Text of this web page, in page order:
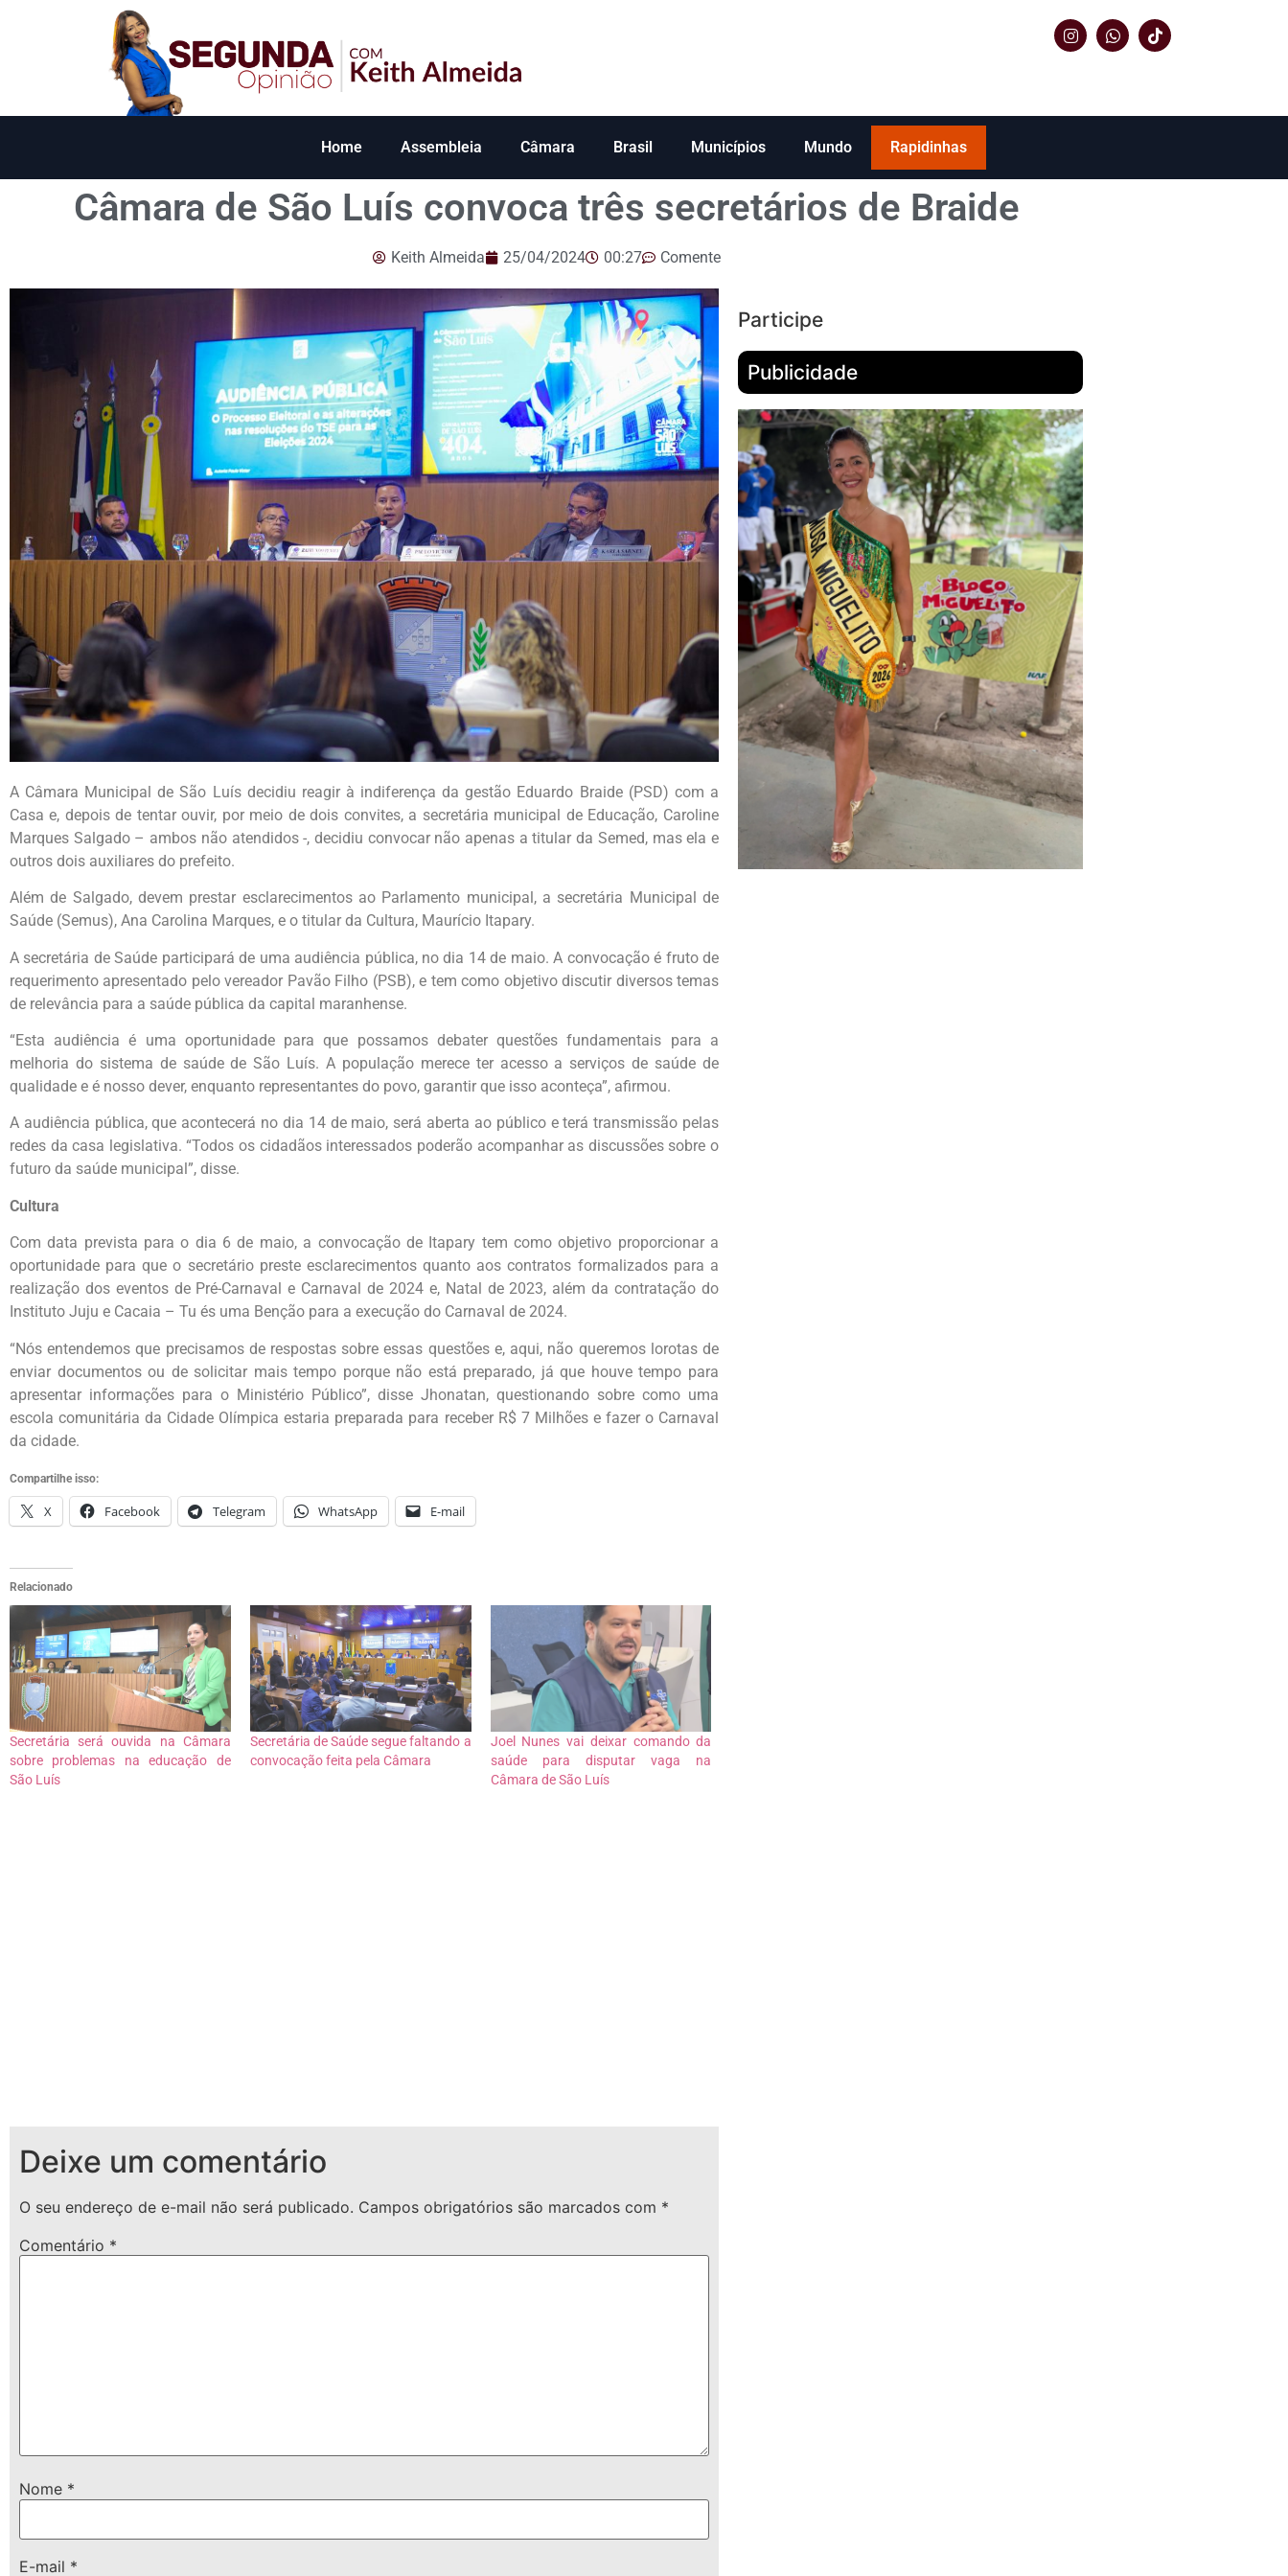
Home Assembleia Câmara Brasil Municípios Mundo Rapidinhas
Câmara de São Luís convoca três secretários de Braide
Keith Almeida 25/04/2024 00:27 Comente
A Câmara Municipal de São Luís decidiu reagir à indiferença da gestão Eduardo Braide (PSD) com a
Casa e, depois de tentar ouvir, por meio de dois convites, a secretária municipal de Educação, Caroline
Marques Salgado – ambos não atendidos -, decidiu convocar não apenas a titular da Semed, mas ela e
outros dois auxiliares do prefeito.
Além de Salgado, devem prestar esclarecimentos ao Parlamento municipal, a secretária Municipal de
Saúde (Semus), Ana Carolina Marques, e o titular da Cultura, Maurício Itapary.
A secretária de Saúde participará de uma audiência pública, no dia 14 de maio. A convocação é fruto de
requerimento apresentado pelo vereador Pavão Filho (PSB), e tem como objetivo discutir diversos temas
de relevância para a saúde pública da capital maranhense.
“Esta audiência é uma oportunidade para que possamos debater questões fundamentais para a
melhoria do sistema de saúde de São Luís. A população merece ter acesso a serviços de saúde de
qualidade e é nosso dever, enquanto representantes do povo, garantir que isso aconteça”, afirmou.
A audiência pública, que acontecerá no dia 14 de maio, será aberta ao público e terá transmissão pelas
redes da casa legislativa. “Todos os cidadãos interessados poderão acompanhar as discussões sobre o
futuro da saúde municipal”, disse.
Cultura
Com data prevista para o dia 6 de maio, a convocação de Itapary tem como objetivo proporcionar a
oportunidade para que o secretário preste esclarecimentos quanto aos contratos formalizados para a
realização dos eventos de Pré-Carnaval e Carnaval de 2024 e, Natal de 2023, além da contratação do
Instituto Juju e Cacaia – Tu és uma Benção para a execução do Carnaval de 2024.
“Nós entendemos que precisamos de respostas sobre essas questões e, aqui, não queremos lorotas de
enviar documentos ou de solicitar mais tempo porque não está preparado, já que houve tempo para
apresentar informações para o Ministério Público”, disse Jhonatan, questionando sobre como uma
escola comunitária da Cidade Olímpica estaria preparada para receber R$ 7 Milhões e fazer o Carnaval
da cidade.
Compartilhe isso:
X Facebook Telegram WhatsApp E-mail
Relacionado
Secretária será ouvida na Câmara
sobre problemas na educação de
São Luís
Secretária de Saúde segue faltando a
convocação feita pela Câmara
Joel Nunes vai deixar comando da
saúde para disputar vaga na
Câmara de São Luís
Deixe um comentário
O seu endereço de e-mail não será publicado. Campos obrigatórios são marcados com *
Comentário *
Nome *
E-mail *
Participe
Publicidade